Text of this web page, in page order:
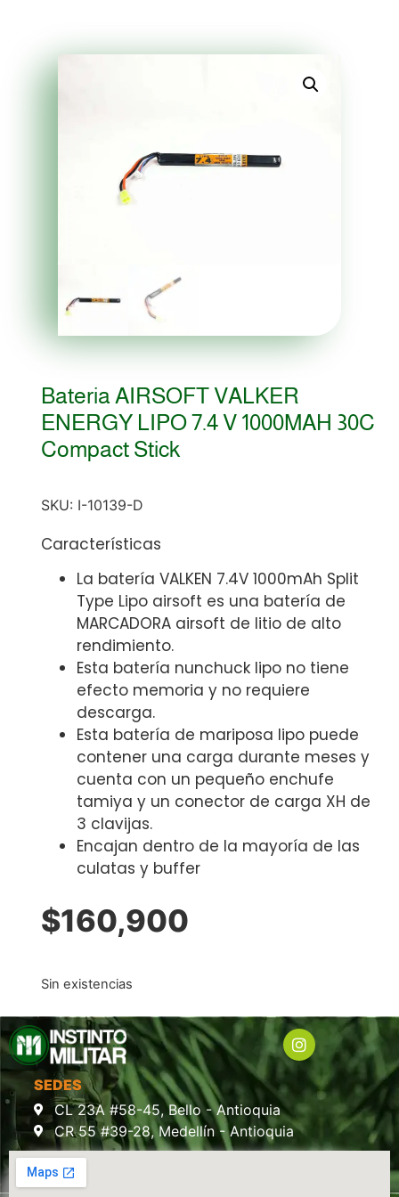
Bateria AIRSOFT VALKER
ENERGY LIPO 7.4 V 1000MAH 30C
Compact Stick
SKU: I-10139-D
Características
La batería VALKEN 7.4V 1000mAh Split
Type Lipo airsoft es una batería de
MARCADORA airsoft de litio de alto
rendimiento.
Esta batería nunchuck lipo no tiene
efecto memoria y no requiere
descarga.
Esta batería de mariposa lipo puede
contener una carga durante meses y
cuenta con un pequeño enchufe
tamiya y un conector de carga XH de
3 clavijas.
Encajan dentro de la mayoría de las
culatas y buffer
$160,900
Sin existencias
SEDES
CL 23A #58-45, Bello - Antioquia
CR 55 #39-28, Medellín - Antioquia